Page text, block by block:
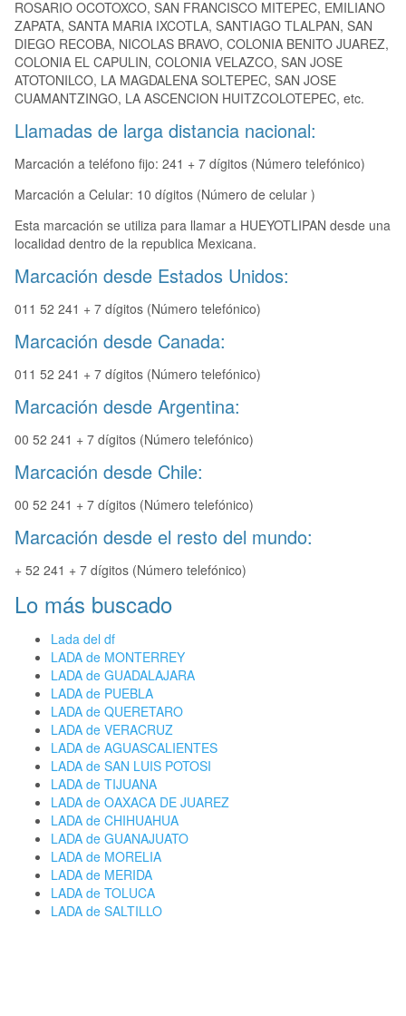
ROSARIO OCOTOXCO, SAN FRANCISCO MITEPEC, EMILIANO
ZAPATA, SANTA MARIA IXCOTLA, SANTIAGO TLALPAN, SAN
DIEGO RECOBA, NICOLAS BRAVO, COLONIA BENITO JUAREZ,
COLONIA EL CAPULIN, COLONIA VELAZCO, SAN JOSE
ATOTONILCO, LA MAGDALENA SOLTEPEC, SAN JOSE
CUAMANTZINGO, LA ASCENCION HUITZCOLOTEPEC, etc.
Llamadas de larga distancia nacional:
Marcación a teléfono fijo: 241 + 7 dígitos (Número telefónico)
Marcación a Celular: 10 dígitos (Número de celular )
Esta marcación se utiliza para llamar a HUEYOTLIPAN desde una
localidad dentro de la republica Mexicana.
Marcación desde Estados Unidos:
011 52 241 + 7 dígitos (Número telefónico)
Marcación desde Canada:
011 52 241 + 7 dígitos (Número telefónico)
Marcación desde Argentina:
00 52 241 + 7 dígitos (Número telefónico)
Marcación desde Chile:
00 52 241 + 7 dígitos (Número telefónico)
Marcación desde el resto del mundo:
+ 52 241 + 7 dígitos (Número telefónico)
Lo más buscado
Lada del df
LADA de MONTERREY
LADA de GUADALAJARA
LADA de PUEBLA
LADA de QUERETARO
LADA de VERACRUZ
LADA de AGUASCALIENTES
LADA de SAN LUIS POTOSI
LADA de TIJUANA
LADA de OAXACA DE JUAREZ
LADA de CHIHUAHUA
LADA de GUANAJUATO
LADA de MORELIA
LADA de MERIDA
LADA de TOLUCA
LADA de SALTILLO